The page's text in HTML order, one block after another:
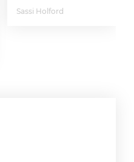
Sassi Holford